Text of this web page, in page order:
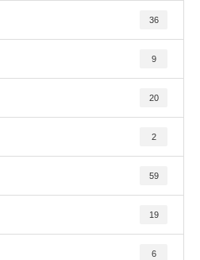
36
9
20
2
59
19
6